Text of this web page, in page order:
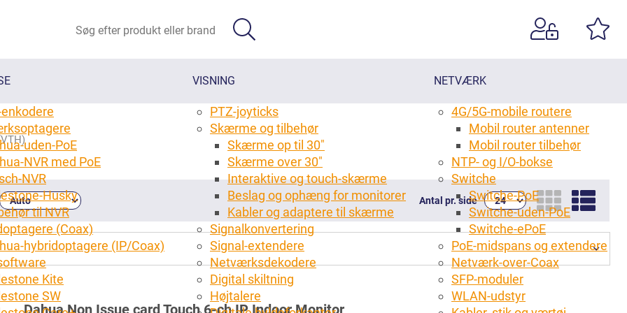
uden-PoE
NVR med PoE
NVR
Husky
til NVR
(Coax)
hybridoptagere (IP/Coax)
Kite
SW
VISNING
PTZ-joyticks
Skærme og tilbehør
Skærme op til 30"
Skærme over 30"
Interaktive og touch-skærme
Beslag og ophæng for monitorer
Kabler og adaptere til skærme
Signalkonvertering
Signal-extendere
Netværksdekodere
Digital skiltning
Højtalere
NETVÆRK
4G/5G-mobile routere
Mobil router antenner
Mobil router tilbehør
NTP- og I/O-bokse
Switche
Switche-PoE
Switche-uden-PoE
Switche-ePoE
PoE-midspans og extendere
Netværk-over-Coax
SFP-moduler
WLAN-udstyr
Antal pr. side
(16)
Dahua Non Issue card Touch 6-ch IP Indoor Monitor